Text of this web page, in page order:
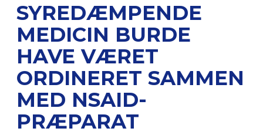
SYREDÆMPENDE
MEDICIN BURDE
HAVE VÆRET
ORDINERET SAMMEN
MED NSAID-
PRÆPARAT